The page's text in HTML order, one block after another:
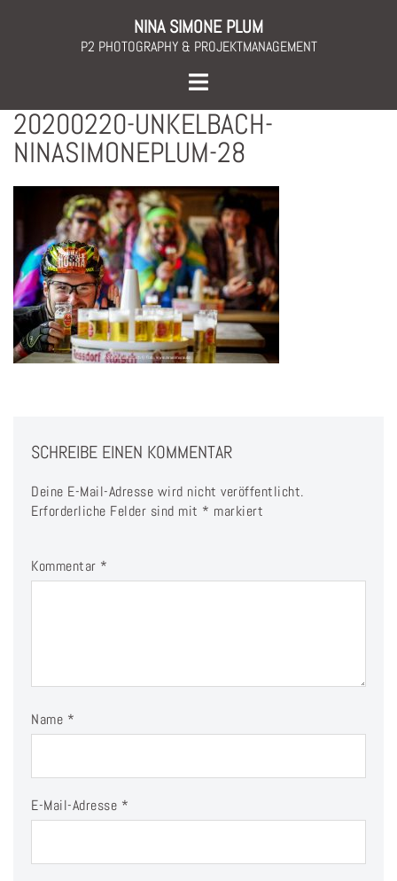
NINA SIMONE PLUM
P2 PHOTOGRAPHY & PROJEKTMANAGEMENT
Toggle
menu
20200220-UNKELBACH-
NINASIMONEPLUM-28
SCHREIBE EINEN KOMMENTAR
Deine E-Mail-Adresse wird nicht veröffentlicht.
Erforderliche Felder sind mit * markiert
Kommentar *
Name *
E-Mail-Adresse *